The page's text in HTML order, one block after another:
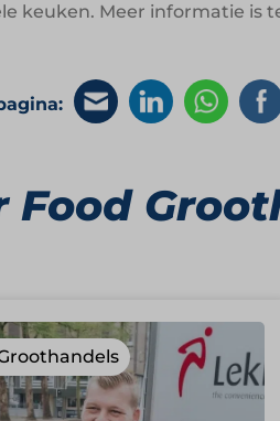
keuken. Meer informatie is
Food